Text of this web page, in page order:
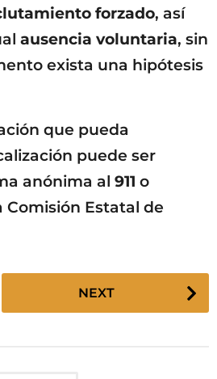
forzado, así
ausencia voluntaria, sin
exista una hipótesis
que pueda
puede ser
anónima al 911 o
Estatal de
NEXT